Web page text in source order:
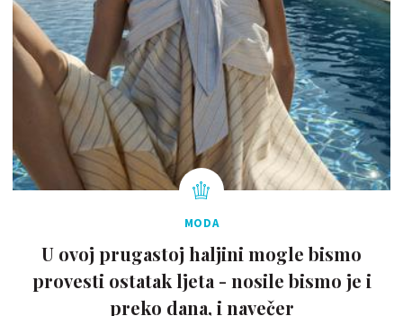
MODA
U ovoj prugastoj haljini mogle bismo
provesti ostatak ljeta - nosile bismo je i
preko dana, i navečer